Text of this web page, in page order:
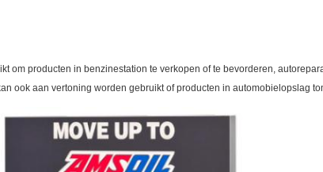
om producten in benzinestation te verkopen of te bevorderen,
ook aan vertoning worden gebruikt of producten in automobielopslag